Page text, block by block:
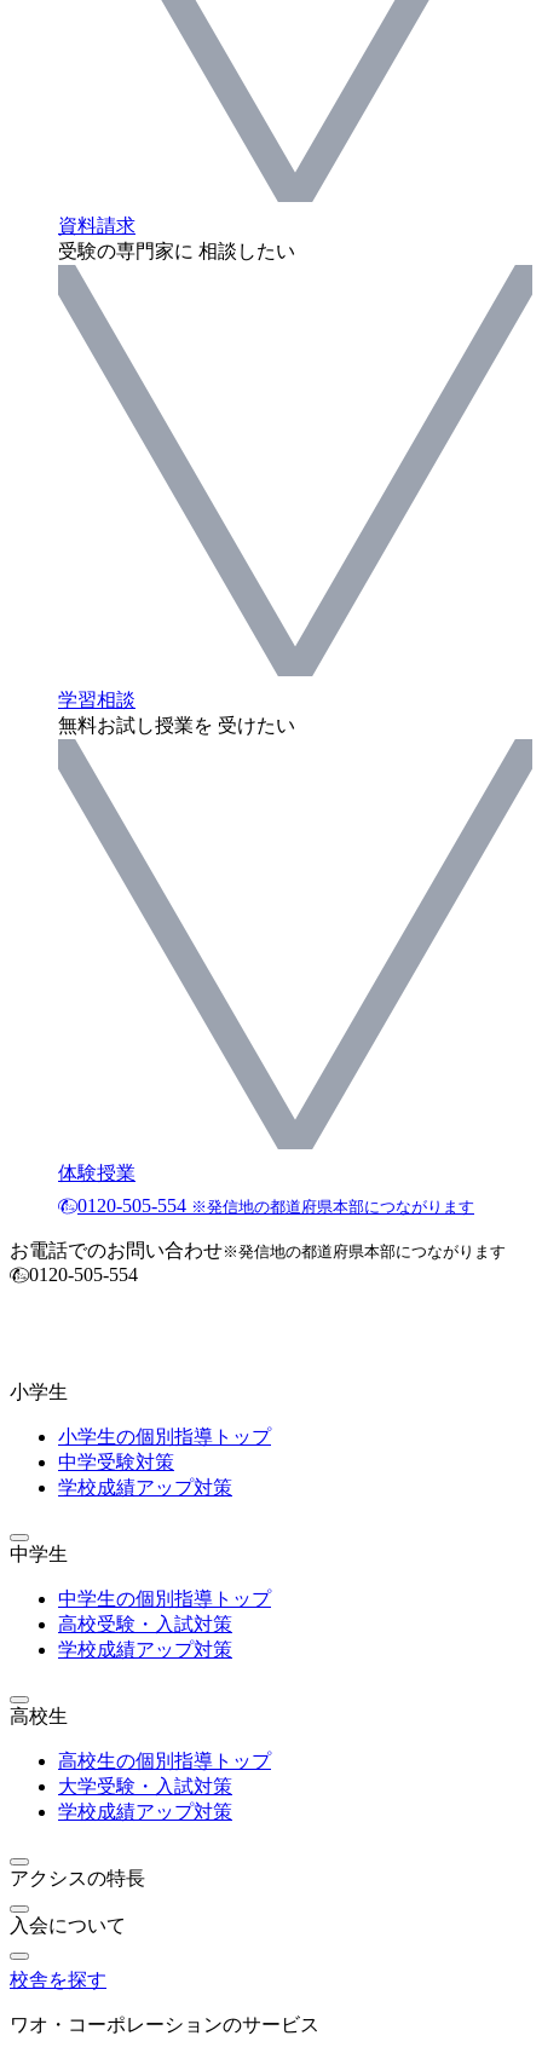
資料請求
受験の専門家に 相談したい
学習相談
無料お試し授業を 受けたい
体験授業
0120-505-554 ※発信地の都道府県本部につながります
お電話でのお問い合わせ※発信地の都道府県本部につながります
0120-505-554
小学生
小学生の個別指導トップ
中学受験対策
学校成績アップ対策
中学生
中学生の個別指導トップ
高校受験・入試対策
学校成績アップ対策
高校生
高校生の個別指導トップ
大学受験・入試対策
学校成績アップ対策
アクシスの特長
入会について
校舎を探す
ワオ・コーポレーションのサービス